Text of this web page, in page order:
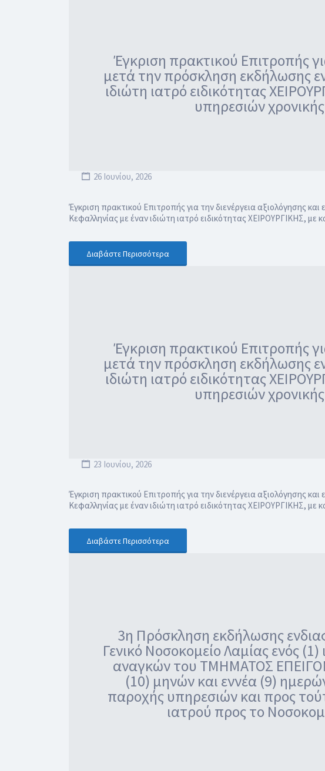
Έγκριση πρακτικού Επιτροπής
μετά την πρόσκληση εκδήλωσης
ιδιώτη ιατρό ειδικότητας
υπηρεσιών
26 Ιουνίου, 2026
Έγκριση πρακτικού Επιτροπής για την διενέργεια αξιολόγησης
Κεφαλληνίας με έναν ιδιώτη ιατρό ειδικότητας ΧΕΙΡΟΥΡΓΙΚΗΣ,
Διαβάστε Περισσότερα
Έγκριση πρακτικού Επιτροπής
μετά την πρόσκληση εκδήλωσης
ιδιώτη ιατρό ειδικότητας
υπηρεσιών
23 Ιουνίου, 2026
Έγκριση πρακτικού Επιτροπής για την διενέργεια αξιολόγησης
Κεφαλληνίας με έναν ιδιώτη ιατρό ειδικότητας ΧΕΙΡΟΥΡΓΙΚΗΣ,
Διαβάστε Περισσότερα
3η Πρόσκληση εκδήλωσης
Γενικό Νοσοκομείο Λαμίας ενός
αναγκών του ΤΜΗΜΑΤΟΣ
(10) μηνών και εννέα (9)
παροχής υπηρεσιών και προς
ιατρού προς το